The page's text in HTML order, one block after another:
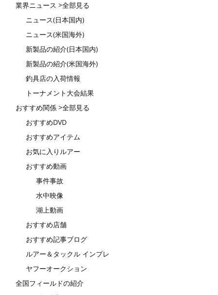
業界ニュース >全部見る
ニュース(日本国内)
ニュース(米国海外)
新製品の紹介(日本国内)
新製品の紹介(米国海外)
釣具店の入荷情報
トーナメント大会結果
おすすめ関係 >全部見る
おすすめDVD
おすすめアイテム
お気に入りルアー
おすすめ動画
事件事故
水中映像
湖上動画
おすすめ店舗
おすすめ記事ブログ
ルアー＆タックル インプレ
ヤフーオークション
全国フィールドの紹介